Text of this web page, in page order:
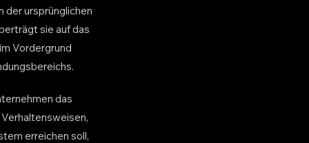
der ursprünglichen
sie auf das
Vordergrund
das
erreichen soll,